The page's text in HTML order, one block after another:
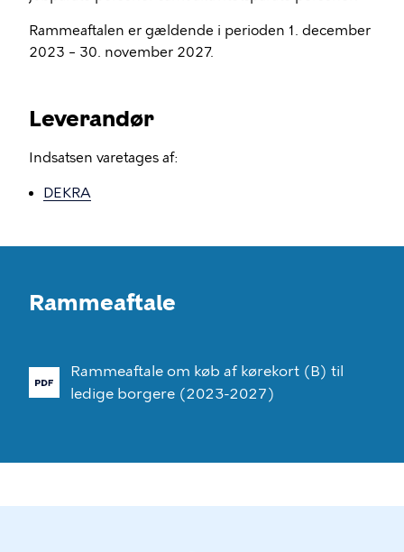
Rammeaftalen er gældende i perioden 1. december
2023 – 30. november 2027.
Leverandør
Indsatsen varetages af:
DEKRA
Rammeaftale
Rammeaftale om køb af kørekort (B) til
ledige borgere (2023-2027)